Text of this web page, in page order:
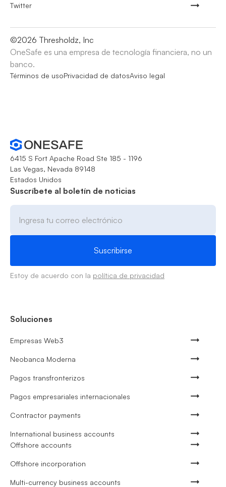
Twitter
©2026 Thresholdz, Inc
OneSafe es una empresa de tecnología financiera, no un
banco.
Términos de usoPrivacidad de datosAviso legal
6415 S Fort Apache Road Ste 185 - 1196
Las Vegas, Nevada 89148
Estados Unidos
Suscríbete al boletín de noticias
Estoy de acuerdo con la política de privacidad
Soluciones
Empresas Web3
Neobanca Moderna
Pagos transfronterizos
Pagos empresariales internacionales
Contractor payments
International business accounts
Offshore accounts
Offshore incorporation
Multi-currency business accounts